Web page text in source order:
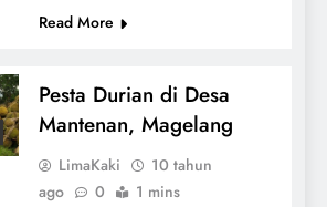
Read More
Pesta Durian di Desa
Mantenan, Magelang
LimaKaki
10 tahun
ago
0 1 mins